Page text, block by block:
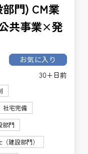
門) CM業
共事業×発
お気に入り
30+日前
社宅完備
部門
建設部門）